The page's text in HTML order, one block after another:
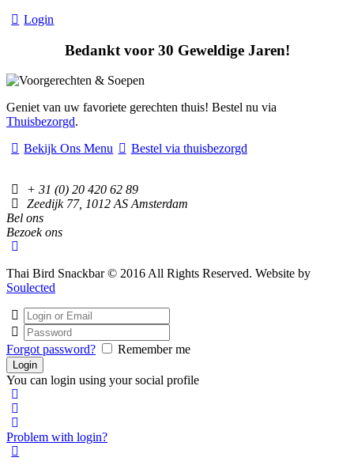
Login
Bedankt voor 30 Geweldige Jaren!
Geniet van uw favoriete gerechten thuis! Bestel nu via
Thuisbezorgd.
Bekijk Ons Menu
Bestel via thuisbezorgd
+ 31 (0) 20 420 62 89
Zeedijk 77, 1012 AS Amsterdam
Bel ons
Bezoek ons
Thai Bird Snackbar © 2016 All Rights Reserved. Website by
Soulected
Forgot password? Remember me
You can login using your social profile
Problem with login?